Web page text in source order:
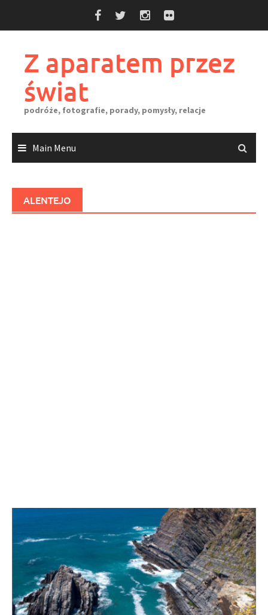
Z aparatem przez
świat
podróże, fotografie, porady, pomysły, relacje
Main Menu
ALENTEJO